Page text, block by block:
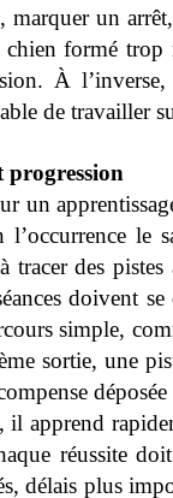
marquer un
formé
À
de travailler
progression
un
le
des
doivent
simple,
sortie, une
apprend
réussite
délais plus